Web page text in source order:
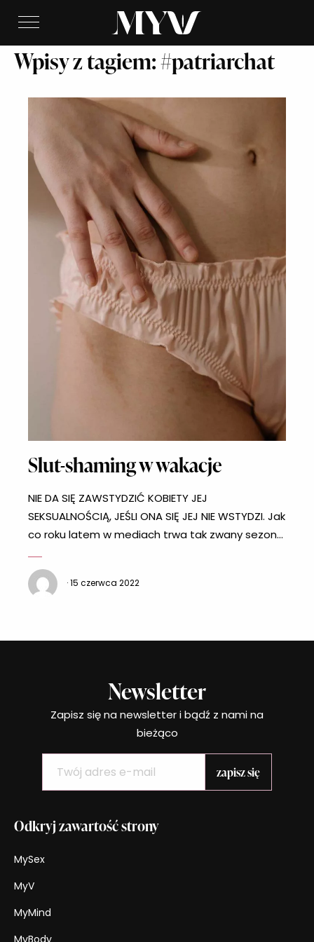
Wpisy z tagiem: #patriarchat
Slut-shaming w wakacje
NIE DA SIĘ ZAWSTYDZIĆ KOBIETY JEJ
SEKSUALNOŚCIĄ, JEŚLI ONA SIĘ JEJ NIE WSTYDZI. Jak
co roku latem w mediach trwa tak zwany sezon
odbiorczyń newsów, przez co wydawcy wyłażą
ze skóry, żeby czymś przykuć naszą uwagę. A jak
· 15 czerwca 2022
Odkryj zawartość strony
MySex
MyV
MyMind
Newsletter
Zapisz się na newsletter i bądź z nami na
bieżąco